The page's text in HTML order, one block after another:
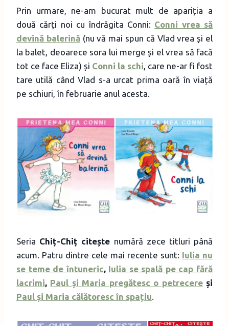
Prin urmare, ne-am bucurat mult de apariția a
două cărți noi cu îndrăgita Conni: Conni vrea să
devină balerină(nu vă mai spun că Vlad vrea și el
la balet, deoarece sora lui merge și el vrea să facă
tot ce face Eliza) și Conni la schi, care ne-ar fi fost
tare utilă când Vlad s-a urcat prima oară în viață
pe schiuri, în februarie anul acesta.
Seria Chiț-Chiț citește numără zece titluri până
acum. Patru dintre cele mai recente sunt: Iulia nu
se teme de întuneric, Iulia se spală pe cap fără
lacrimi, Paul și Maria pregătesc o petrecereși
Paul și Maria călătoresc în spațiu.